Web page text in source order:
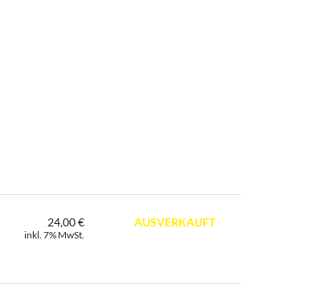
24,00 €
inkl. 7% MwSt.
AUSVERKAUFT